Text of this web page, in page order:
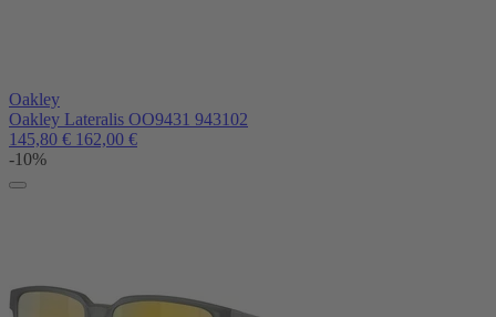
Oakley
Oakley Lateralis OO9431 943102
145,80 € 162,00 €
-10%